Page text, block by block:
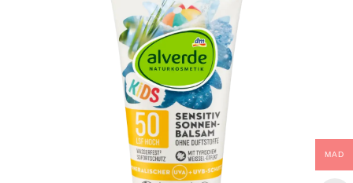
MAD